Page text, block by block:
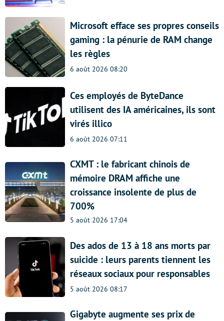
Microsoft efface ses propres conseils
gaming : la pénurie de RAM change
les règles
6 août 2026 08:20
Ces employés de ByteDance
utilisent des IA américaines, ils sont
virés illico
6 août 2026 07:11
CXMT : le fabricant chinois de
mémoire DRAM affiche une
croissance insolente de plus de
700%
5 août 2026 17:04
Des ados de 13 à 18 ans morts par
suicide : leurs parents tiennent les
réseaux sociaux pour responsables
5 août 2026 08:17
Gigabyte augmente ses prix de